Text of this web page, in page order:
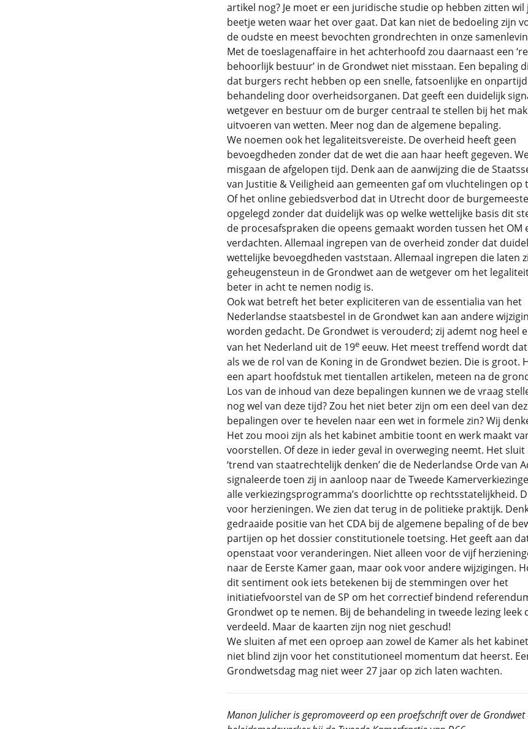
artikel nog? Je moet er een juridische studie op hebben zitten wil
beetje weten waar het over gaat. Dat kan niet de bedoeling zijn
de oudste en meest bevochten grondrechten in onze
Met de toeslagenaffaire in het achterhoofd zou daarnaast een
behoorlijk bestuur’ in de Grondwet niet misstaan. Een bepaling
dat burgers recht hebben op een snelle, fatsoenlijke en
behandeling door overheidsorganen. Dat geeft een duidelijk
wetgever en bestuur om de burger centraal te stellen bij het
uitvoeren van wetten. Meer nog dan de algemene bepaling.
We noemen ook het legaliteitsvereiste. De overheid heeft geen
bevoegdheden zonder dat de wet die aan haar heeft gegeven.
misgaan de afgelopen tijd. Denk aan de aanwijzing die de
van Justitie & Veiligheid aan gemeenten gaf om vluchtelingen op
Of het online gebiedsverbod dat in Utrecht door de
opgelegd zonder dat duidelijk was op welke wettelijke basis dit
de procesafspraken die opeens gemaakt worden tussen het OM
verdachten. Allemaal ingrepen van de overheid zonder dat
wettelijke bevoegdheden vaststaan. Allemaal ingrepen die laten
geheugensteun in de Grondwet aan de wetgever om het
beter in acht te nemen nodig is.
Ook wat betreft het beter expliciteren van de essentialia van het
Nederlandse staatsbestel in de Grondwet kan aan andere
worden gedacht. De Grondwet is verouderd; zij ademt nog heel
van het Nederland uit de 19eeeuw. Het meest treffend wordt
als we de rol van de Koning in de Grondwet bezien. Die is groot.
een apart hoofdstuk met tientallen artikelen, meteen na de
Los van de inhoud van deze bepalingen kunnen we de vraag
nog wel van deze tijd? Zou het niet beter zijn om een deel van
bepalingen over te hevelen naar een wet in formele zin? Wij
Het zou mooi zijn als het kabinet ambitie toont en werk maakt
voorstellen. Of deze in ieder geval in overweging neemt. Het sluit
‘trend van staatrechtelijk denken’ die de Nederlandse Orde van
signaleerde toen zij in aanloop naar de Tweede
alle verkiezingsprogramma’s doorlichtte op rechtsstatelijkheid.
voor herzieningen. We zien dat terug in de politieke praktijk.
gedraaide positie van het CDA bij de algemene bepaling of de
partijen op het dossier constitutionele toetsing. Het geeft aan
openstaat voor veranderingen. Niet alleen voor de vijf
naar de Eerste Kamer gaan, maar ook voor andere wijzigingen.
dit sentiment ook iets betekenen bij de stemmingen over het
initiatiefvoorstel van de SP om het correctief bindend
Grondwet op te nemen. Bij de behandeling in tweede lezing leek
verdeeld. Maar de kaarten zijn nog niet geschud!
We sluiten af met een oproep aan zowel de Kamer als het
niet blind zijn voor het constitutioneel momentum dat heerst.
Grondwetsdag mag niet weer 27 jaar op zich laten wachten.
Manon Julicher is gepromoveerd op een proefschrift over de Grondwet